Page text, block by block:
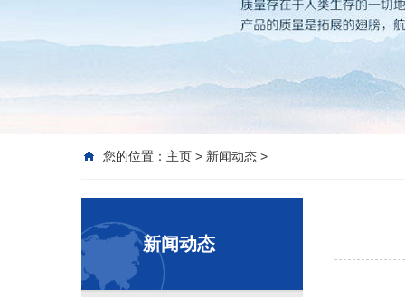
您的位置： 主页 > 新闻动态 >
新闻动态